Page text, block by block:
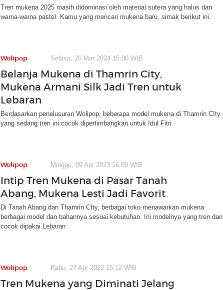
Tren mukena 2025 masih didominasi oleh material sutera yang halus dan
warna-warna pastel. Kamu yang mencari mukena baru, simak berikut ini.
Wolipop Selasa, 26 Mar 2024 15:00 WIB
Belanja Mukena di Thamrin City,
Mukena Armani Silk Jadi Tren untuk
Lebaran
Berdasarkan penelusuran Wolipop, beberapa model mukena di Thamrin CIty
yang sedang tren ini cocok dipertimbangkan untuk Idul Fitri.
Wolipop Minggu, 09 Apr 2023 16:00 WIB
Intip Tren Mukena di Pasar Tanah
Abang, Mukena Lesti Jadi Favorit
Di Tanah Abang dan Thamrin CIty, berbagai toko menawarkan mukena
berbagai model dan bahannya sesuai kebutuhan. Ini modelnya yang tren dan
cocok dipakai Lebaran
Wolipop Rabu, 27 Apr 2022 15:12 WIB
Tren Mukena yang Diminati Jelang